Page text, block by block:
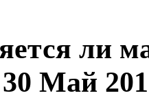
ли
30 Май